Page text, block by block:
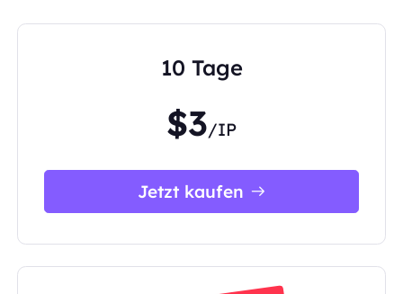
10 Tage
$3/IP
Jetzt kaufen